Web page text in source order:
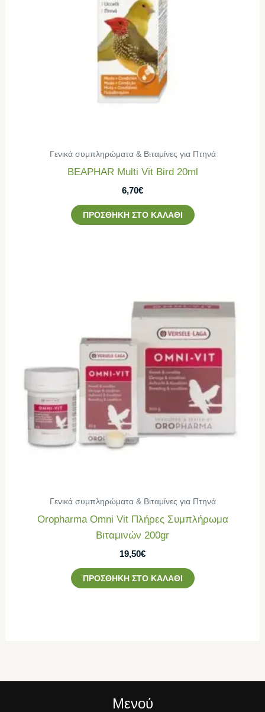
Γενικά συμπληρώματα & Βιταμίνες για Πτηνά
BEAPHAR Multi Vit Bird 20ml
6,70€
ΠΡΟΣΘΉΚΗ ΣΤΟ ΚΑΛΆΘΙ
Γενικά συμπληρώματα & Βιταμίνες για Πτηνά
Oropharma Omni Vit Πλήρες Συμπλήρωμα
Βιταμινών 200gr
19,50€
ΠΡΟΣΘΉΚΗ ΣΤΟ ΚΑΛΆΘΙ
Μενού